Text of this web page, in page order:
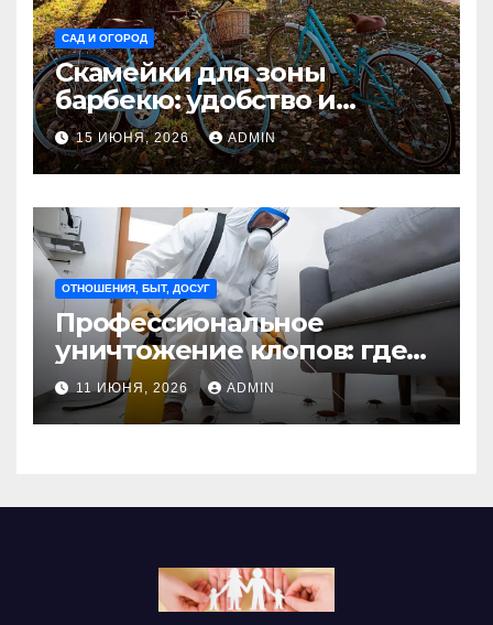
САД И ОГОРОД
Скамейки для зоны
барбекю: удобство и
безопасность на участке
Madmetal.ru
15 ИЮНЯ, 2026 ADMIN
ОТНОШЕНИЯ, БЫТ, ДОСУГ
Профессиональное
уничтожение клопов: где
оно необходимо?
11 ИЮНЯ, 2026 ADMIN